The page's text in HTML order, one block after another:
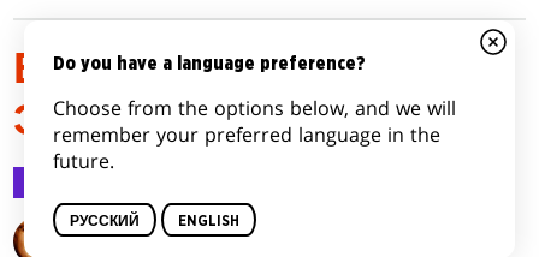
В ГЛУБИНЕ
ЭЛДРАИНА, ЧАСТЬ 3
Mark Rosewater
Do you have a language preference?
Choose from the options below, and we will
remember your preferred language in the
future.
РУССКИЙ ENGLISH